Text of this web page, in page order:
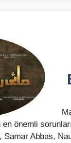
önemli
Samar Abbas,